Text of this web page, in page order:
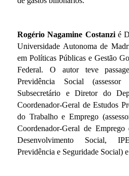
Rogério Nagamine Costanzié
Universidade Autonoma de
em Políticas Públicas e Gestão
Federal. O autor teve
Previdência Social
Subsecretário e Diretor do
Coordenador-Geral de Estudos
do Trabalho e Emprego
Coordenador-Geral de
Desenvolvimento Social,
Previdência e Seguridade Social)